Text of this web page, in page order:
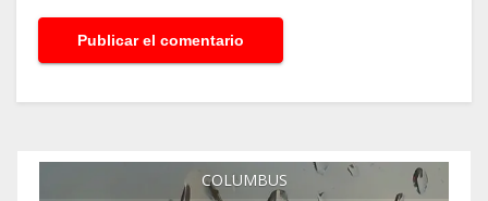
COLUMBUS